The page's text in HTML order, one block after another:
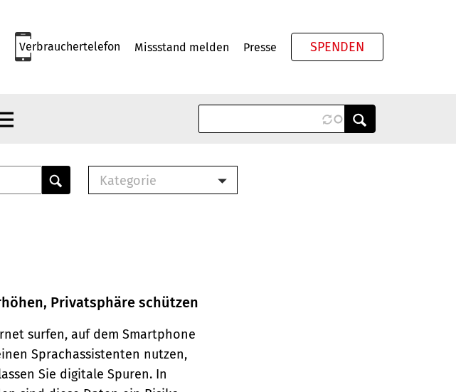
Verbrauchertelefon Missstand melden Presse SPENDEN
Kategorie
Buch
Privatsphäre schützen
surfen, auf dem Smartphone
Sprachassistenten nutzen,
Sie digitale Spuren. In